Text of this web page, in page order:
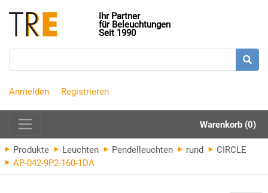
Ihr Partner
für Beleuchtungen
Seit 1990
Anmelden Registrieren
Warenkorb (0)
Produkte Leuchten Pendelleuchten rund
CIRCLE
AP-042-9P2-160-1DA